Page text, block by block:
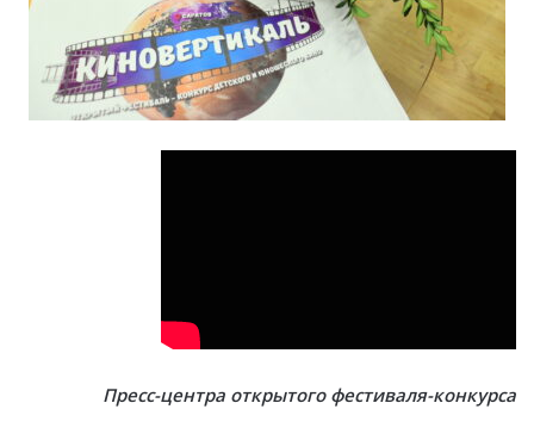
Пресс-центра открытого фестиваля-конкурса